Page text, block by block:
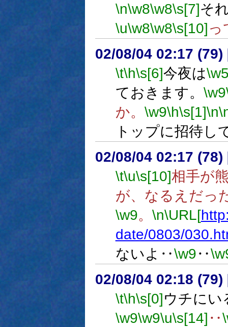
\n\w8\w8\s[7]そ
\u\w8\w8\s[10]っ
02/08/04 02:17 (79)
\t\h\s[6]今夜は
ておきます。 \w9
か。 \w9\h\s[1]\n
トップに招待し
02/08/04 02:17 (78)
\t\u\s[10]相手が
が、なるえだっ
\w9。 \n\URL[
date/0803/
ないよ‥\w9‥
02/08/04 02:18 (79)
\t\h\s[0]ウチにい
\w9\w9\u\s[14] ‥